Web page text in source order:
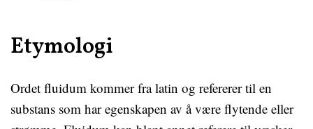
Etymologi
Ordet fluidum kommer fra latin og refererer til en
substans som har egenskapen av å være flytende eller